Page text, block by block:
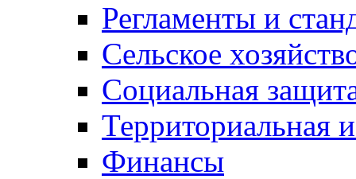
Регламенты и
Сельское
Социальная
Территориальная
Финансы